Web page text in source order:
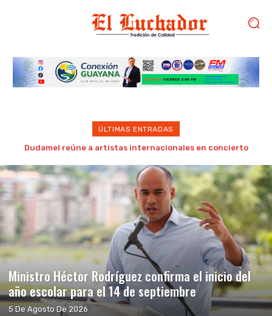
ÚLTIMAS ENTRADAS
Ministro Héctor Rodríguez confirma el inicio del año escolar
Ministro Héctor Rodríguez confirma el inicio del
año escolar para el 14 de septiembre
5 De Agosto De 2026